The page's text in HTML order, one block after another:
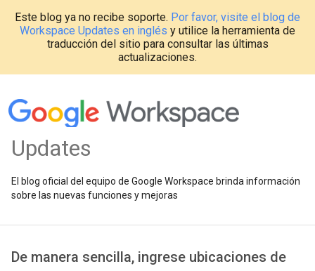
Este blog ya no recibe soporte. Por favor, visite el blog de
Workspace Updates en inglés y utilice la herramienta de
traducción del sitio para consultar las últimas
actualizaciones.
Updates
El blog oficial del equipo de Google Workspace brinda información
sobre las nuevas funciones y mejoras
De manera sencilla, ingrese ubicaciones de